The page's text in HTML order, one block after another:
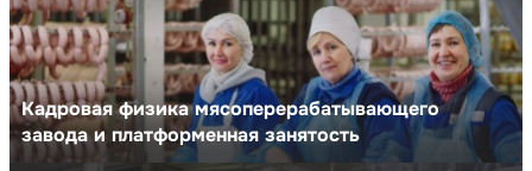
Кадровая физика мясоперерабатывающего
завода и платформенная занятость